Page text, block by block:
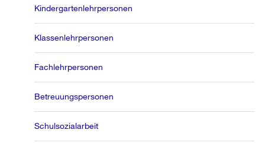
Kindergartenlehrpersonen
Klassenlehrpersonen
Fachlehrpersonen
Betreuungspersonen
Schulsozialarbeit